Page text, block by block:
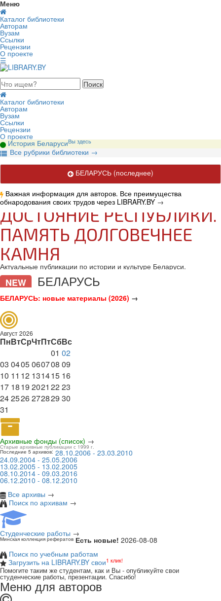
Меню
Каталог библиотеки
Авторам
Вузам
Ссылки
Рецензии
О проекте
☰
2026, суббота
Каталог библиотеки
Авторам
Вузам
Ссылки
Рецензии
О проекте
История БеларусиВы здесь
Все рубрики библиотеки →
БЕЛАРУСЬ (последнее)
Важная информация для авторов. Все преимущества
обнародования своих трудов через LIBRARY.BY →
ДОСТОЯНИЕ РЕСПУБЛИКИ.
ПАМЯТЬ ДОЛГОВЕЧНЕЕ
КАМНЯ
Актуальные публикации по истории и культуре Беларуси.
NEW БЕЛАРУСЬ
БЕЛАРУСЬ: новые материалы (2026) →
Август 2026
ПнВтСрЧтПтСбВс
01 02
03 0405060708 09
10 11 12 131415 16
17 1819 2021 2223
242526272829 30
31
Архивные фонды (список) →
Старые архивные публикации с 1999 г.
Последние 5 архивов: 28.10.2006 - 23.03.2010
24.09.2004 - 25.05.2006
13.02.2005 - 13.02.2005
08.10.2014 - 09.03.2016
06.12.2010 - 08.12.2010
Все архивы →
Поиск по архивам →
Студенческие работы →
Минская коллекция рефератов Есть новые! 2026-08-08
Поиск по учебным работам
Загрузить на LIBRARY.BY свои1 клик!
Помогите таким же студентам, как и Вы - опубликуйте свои
студенческие работы, презентации. Спасибо!
Меню для авторов